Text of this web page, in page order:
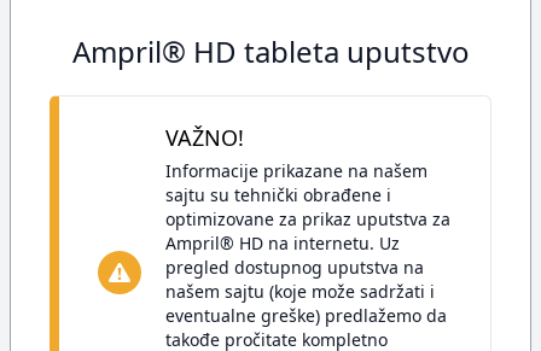
Ampril® HD tableta uputstvo
VAŽNO!
Informacije prikazane na našem
sajtu su tehnički obrađene i
optimizovane za prikaz uputstva za
Ampril® HD na internetu. Uz
pregled dostupnog uputstva na
našem sajtu (koje može sadržati i
eventualne greške) predlažemo da
takođe pročitate kompletno